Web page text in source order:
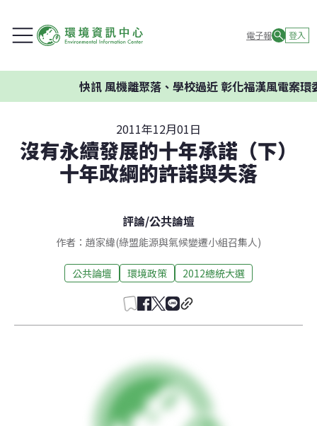
電子報 登入
風機離聚落、學校過近 彰化福漢風電案環委建
2011年12月01日
沒有永續發展的十年承諾（下）
十年政綱的許諾與失落
評論/公共論壇
作者：趙家緯(綠盟能源與氣候變遷小組召集人)
公共論壇 環境政策 2012總統大選